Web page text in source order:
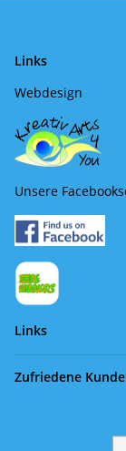
Links
Webdesign
Unsere
Links
Zufriedene